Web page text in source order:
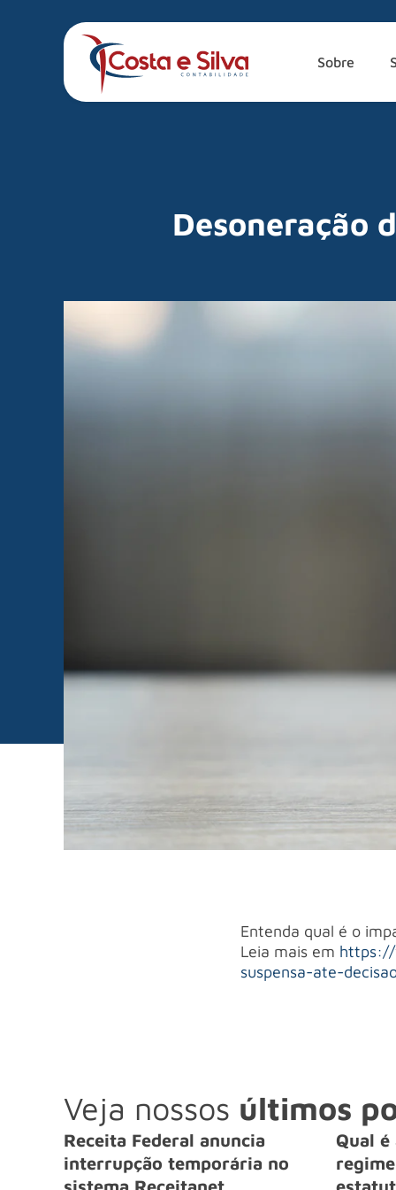
Sobre
Desoneração
Entenda qual é o
Leia mais em https://
suspensa-ate-
Veja nossos últimos
Receita Federal anuncia
interrupção temporária no
Qual